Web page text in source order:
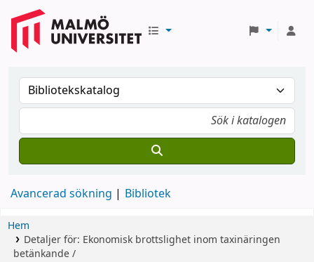
Avancerad sökning Bibliotek
Hem
Detaljer för: Ekonomisk brottslighet inom taxinäringen
betänkande /